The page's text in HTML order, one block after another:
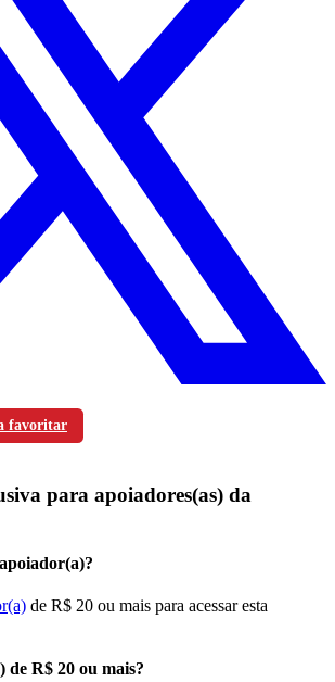
favoritar
para apoiadores(as) da
de R$ 20 ou mais para acessar esta
de R$ 20 ou mais?